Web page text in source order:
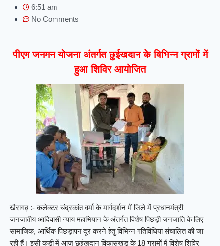
6:51 am
No Comments
पीएम जनमन योजना अंतर्गत छुईखदान के विभिन्न ग्रामों में
हुआ शिविर आयोजित
खैरागढ़ :- कलेक्टर चंद्रकांत वर्मा के मार्गदर्शन में जिले में प्रधानमंत्री
जनजातीय आदिवासी न्याय महाभियान के अंतर्गत विशेष पिछड़ी जनजाति के लिए
सामाजिक, आर्थिक पिछड़ापन दूर करने हेतु विभिन्न गतिविधियां संचालित की जा
रही हैं। इसी कड़ी में आज छुईखदान विकासखंड के 18 ग्रामों में विशेष शिविर